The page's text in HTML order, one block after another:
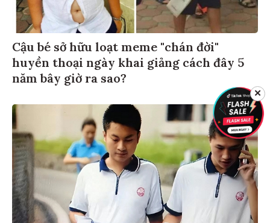
Cậu bé sở hữu loạt meme "chán đời"
huyền thoại ngày khai giảng cách đây 5
năm bây giờ ra sao?
✕